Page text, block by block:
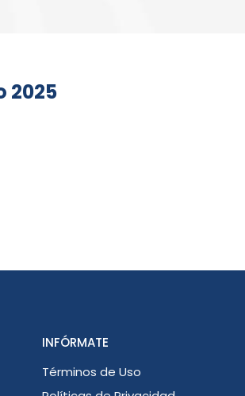
2025
INFÓRMATE
Términos de Uso